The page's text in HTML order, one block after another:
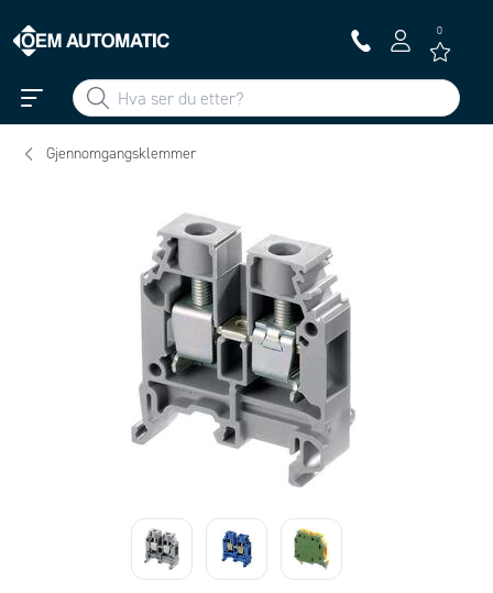
0
Gjennomgangsklemmer